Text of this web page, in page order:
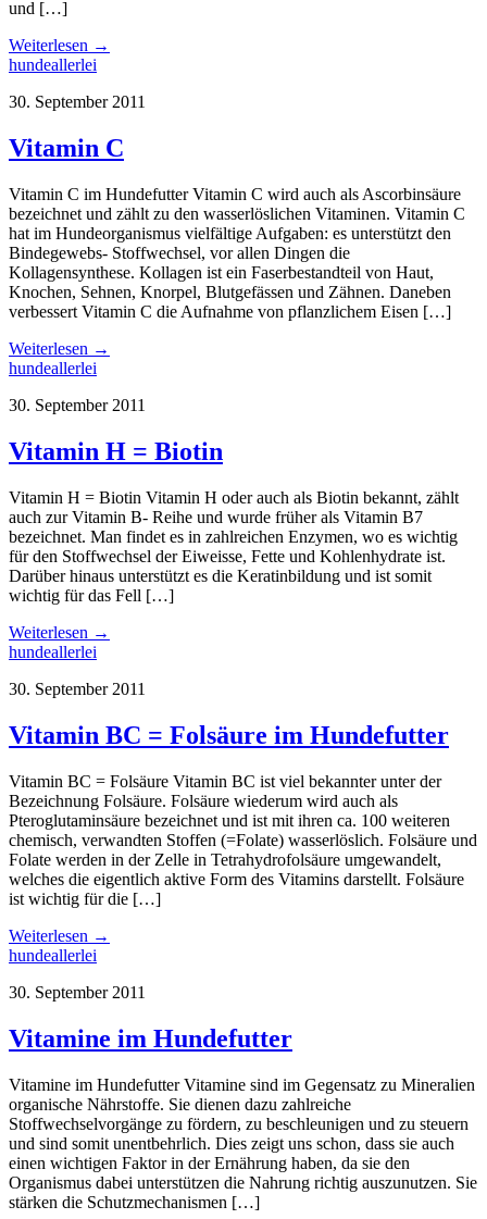
und […]
Weiterlesen →
hundeallerlei
30. September 2011
Vitamin C
Vitamin C im Hundefutter Vitamin C wird auch als Ascorbinsäure
bezeichnet und zählt zu den wasserlöslichen Vitaminen. Vitamin C
hat im Hundeorganismus vielfältige Aufgaben: es unterstützt den
Bindegewebs- Stoffwechsel, vor allen Dingen die
Kollagensynthese. Kollagen ist ein Faserbestandteil von Haut,
Knochen, Sehnen, Knorpel, Blutgefässen und Zähnen. Daneben
verbessert Vitamin C die Aufnahme von pflanzlichem Eisen […]
Weiterlesen →
hundeallerlei
30. September 2011
Vitamin H = Biotin
Vitamin H = Biotin Vitamin H oder auch als Biotin bekannt, zählt
auch zur Vitamin B- Reihe und wurde früher als Vitamin B7
bezeichnet. Man findet es in zahlreichen Enzymen, wo es wichtig
für den Stoffwechsel der Eiweisse, Fette und Kohlenhydrate ist.
Darüber hinaus unterstützt es die Keratinbildung und ist somit
wichtig für das Fell […]
Weiterlesen →
hundeallerlei
30. September 2011
Vitamin BC = Folsäure im Hundefutter
Vitamin BC = Folsäure Vitamin BC ist viel bekannter unter der
Bezeichnung Folsäure. Folsäure wiederum wird auch als
Pteroglutaminsäure bezeichnet und ist mit ihren ca. 100 weiteren
chemisch, verwandten Stoffen (=Folate) wasserlöslich. Folsäure und
Folate werden in der Zelle in Tetrahydrofolsäure umgewandelt,
welches die eigentlich aktive Form des Vitamins darstellt. Folsäure
ist wichtig für die […]
Weiterlesen →
hundeallerlei
30. September 2011
Vitamine im Hundefutter
Vitamine im Hundefutter Vitamine sind im Gegensatz zu Mineralien
organische Nährstoffe. Sie dienen dazu zahlreiche
Stoffwechselvorgänge zu fördern, zu beschleunigen und zu steuern
und sind somit unentbehrlich. Dies zeigt uns schon, dass sie auch
einen wichtigen Faktor in der Ernährung haben, da sie den
Organismus dabei unterstützen die Nahrung richtig auszunutzen. Sie
stärken die Schutzmechanismen […]